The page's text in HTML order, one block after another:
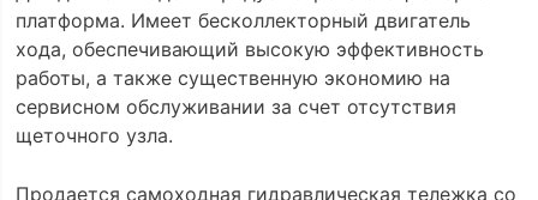
платформа. Имеет бесколлекторный двигатель
хода, обеспечивающий высокую эффективность
работы, а также существенную экономию на
сервисном обслуживании за счет отсутствия
щеточного узла.
Продается самоходная гидравлическая тележка со